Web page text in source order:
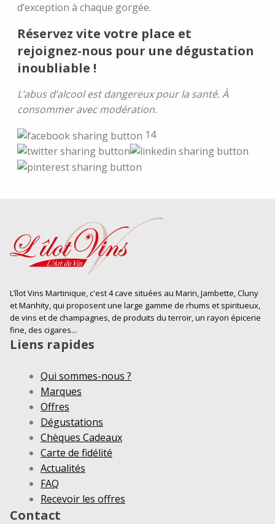
d’exception à chaque gorgée.
Réservez vite votre place et
rejoignez-nous pour une dégustation
inoubliable !
L’abus d’alcool est dangereux pour la santé. À
consommer avec modération.
14
L’îlot Vins Martinique, c'est 4 cave situées au Marin, Jambette, Cluny
et Manhity, qui proposent une large gamme de rhums et spiritueux,
de vins et de champagnes, de produits du terroir, un rayon épicerie
fine, des cigares...
Liens rapides
Qui sommes-nous ?
Marques
Offres
Dégustations
Chèques Cadeaux
Carte de fidélité
Actualités
FAQ
Recevoir les offres
Contact